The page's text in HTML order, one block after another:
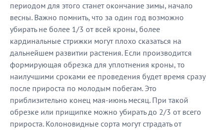
периодом для этого станет окончание зимы, начало
весны. Важно помнить, что за один год возможно
убирать не более 1/3 от всей кроны, более
кардинальные стрижки могут плохо сказаться на
дальнейшем развитии растения. Если производится
формирующая обрезка для уплотнения кроны, то
наилучшими сроками ее проведения будет время сразу
после прироста по молодым побегам. Это
приблизительно конец мая-июнь месяц. При такой
обрезке или прищипке можно убирать до 2/3 от всего
прироста. Колоновидные сорта могут страдать от